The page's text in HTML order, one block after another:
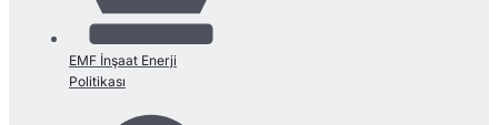
EMF İnşaat Enerji
Politikası